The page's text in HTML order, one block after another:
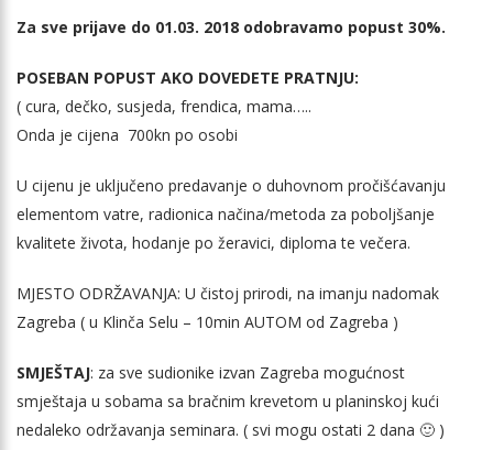
Za sve prijave do 01.03. 2018 odobravamo popust 30%.
POSEBAN POPUST AKO DOVEDETE PRATNJU:
( cura, dečko, susjeda, frendica, mama…..
Onda je cijena 700kn po osobi
U cijenu je uključeno predavanje o duhovnom pročišćavanju
elementom vatre, radionica načina/metoda za poboljšanje
kvalitete života, hodanje po žeravici, diploma te večera.
MJESTO ODRŽAVANJA: U čistoj prirodi, na imanju nadomak
Zagreba ( u Klinča Selu – 10min AUTOM od Zagreba )
SMJEŠTAJ: za sve sudionike izvan Zagreba mogućnost
smještaja u sobama sa bračnim krevetom u planinskoj kući
nedaleko održavanja seminara. ( svi mogu ostati 2 dana 🙂 )